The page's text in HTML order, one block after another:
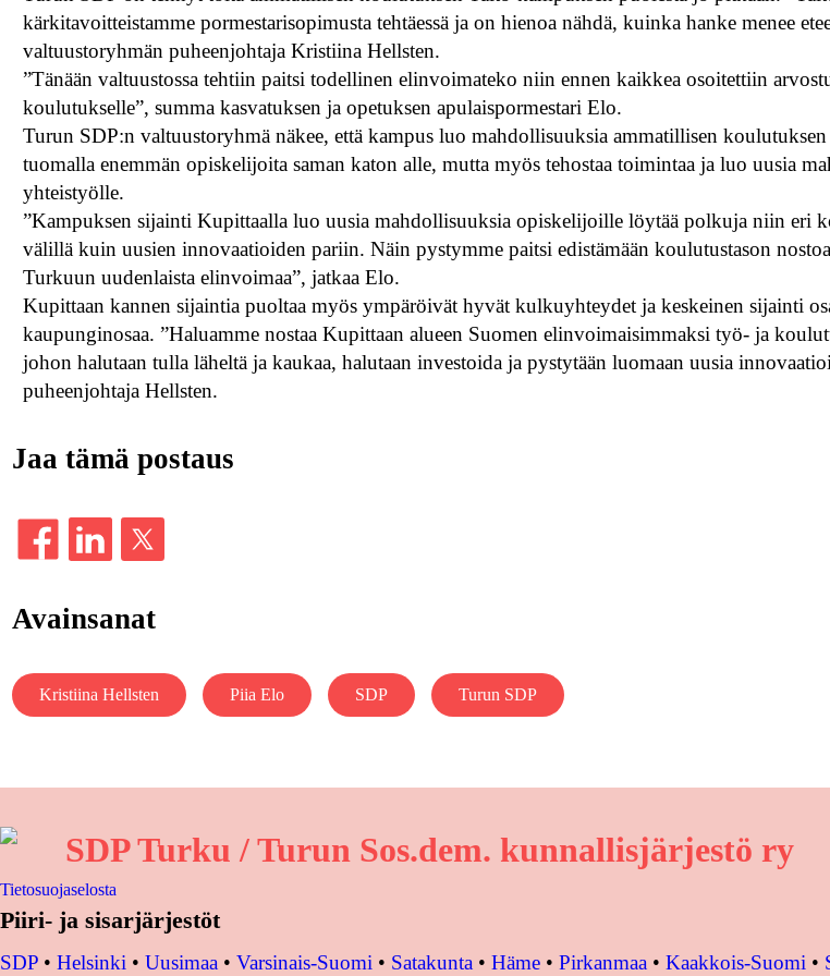
kärkitavoitteistamme pormestarisopimusta tehtäessä ja on hienoa nähdä, kuinka hanke menee
valtuustoryhmän puheenjohtaja Kristiina Hellsten.
”Tänään valtuustossa tehtiin paitsi todellinen elinvoimateko niin ennen kaikkea osoitettiin
koulutukselle”, summa kasvatuksen ja opetuksen apulaispormestari Elo.
Turun SDP:n valtuustoryhmä näkee, että kampus luo mahdollisuuksia ammatillisen
tuomalla enemmän opiskelijoita saman katon alle, mutta myös tehostaa toimintaa ja luo uusia
yhteistyölle.
”Kampuksen sijainti Kupittaalla luo uusia mahdollisuuksia opiskelijoille löytää polkuja niin eri
välillä kuin uusien innovaatioiden pariin. Näin pystymme paitsi edistämään koulutustason
Turkuun uudenlaista elinvoimaa”, jatkaa Elo.
Kupittaan kannen sijaintia puoltaa myös ympäröivät hyvät kulkuyhteydet ja keskeinen sijainti
kaupunginosaa. ”Haluamme nostaa Kupittaan alueen Suomen elinvoimaisimmaksi työ- ja
johon halutaan tulla läheltä ja kaukaa, halutaan investoida ja pystytään luomaan uusia
puheenjohtaja Hellsten.
Jaa tämä postaus
Avainsanat
Kristiina Hellsten Piia Elo SDP Turun SDP
SDP Turku / Turun Sos.dem. kunnallisjärjestö ry
Tietosuojaselosta
Piiri- ja sisarjärjestöt
SDP • Helsinki • Uusimaa • Varsinais-Suomi • Satakunta • Häme • Pirkanmaa • Kaakkois-Suomi •